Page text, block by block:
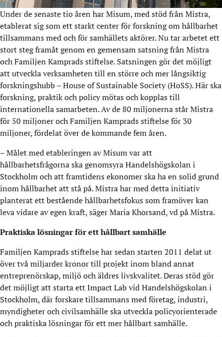
Under de senaste tio åren har Misum, med stöd från Mistra,
etablerat sig som ett starkt center för forskning om hållbarhet
tillsammans med och för samhällets aktörer. Nu tar arbetet ett
stort steg framåt genom en gemensam satsning från Mistra
och Familjen Kamprads stiftelse. Satsningen gör det möjligt
att utveckla verksamheten till en större och mer långsiktig
forskningshubb – House of Sustainable Society (HoSS). Här ska
forskning, praktik och policy mötas och kopplas till
internationella samarbeten. Av de 80 miljonerna står Mistra
för 50 miljoner och Familjen Kamprads stiftelse för 30
miljoner, fördelat över de kommande fem åren.
– Målet med etableringen av Misum var att
hållbarhetsfrågorna ska genomsyra Handelshögskolan i
Stockholm och att framtidens ekonomer ska ha en solid grund
inom hållbarhet att stå på. Mistra har med detta initiativ
planterat ett bestående hållbarhetsfokus som framöver kan
leva vidare av egen kraft, säger Maria Khorsand, vd på Mistra.
Praktiska lösningar för ett hållbart samhälle
Familjen Kamprads stiftelse har sedan starten 2011 delat ut
över två miljarder kronor till projekt inom bland annat
entreprenörskap, miljö och äldres livskvalitet. Deras stöd gör
det möjligt att starta ett Impact Lab vid Handelshögskolan i
Stockholm, där forskare tillsammans med företag, industri,
myndigheter och civilsamhälle ska utveckla policyorienterade
och praktiska lösningar för ett mer hållbart samhälle.